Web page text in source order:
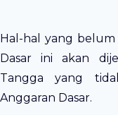
Hal-hal yang
Dasar ini akan
Tangga yang
Anggaran Dasar.